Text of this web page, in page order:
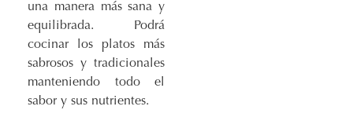
una manera más sana y
equilibrada. Podrá
cocinar los platos más
sabrosos y tradicionales
manteniendo todo el
sabor y sus nutrientes.